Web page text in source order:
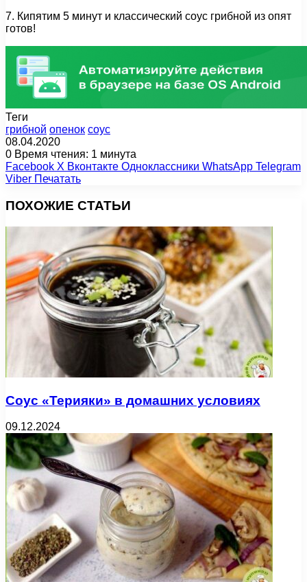
7. Кипятим 5 минут и классический соус грибной из опят
готов!
Теги
грибной опенок соус
08.04.2020
0 Время чтения: 1 минута
Facebook X Вконтакте Одноклассники WhatsApp Telegram
Viber Печатать
ПОХОЖИЕ СТАТЬИ
Соус «Терияки» в домашних условиях
09.12.2024